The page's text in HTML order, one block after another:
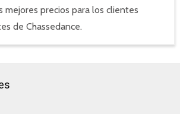
mejores precios para los clientes
de Chassedance.